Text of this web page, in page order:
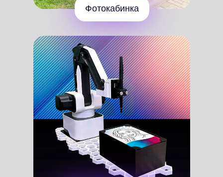
© 2026 Divolab. Все права защищены.
Контент сайта, является
собственностью Divolab. Копирование
запрещено.
Политика конфиденциальности
Наверх